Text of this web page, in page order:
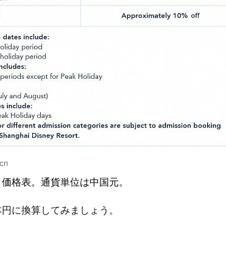
格表。通貨単位は中国元。
に換算してみましょう。